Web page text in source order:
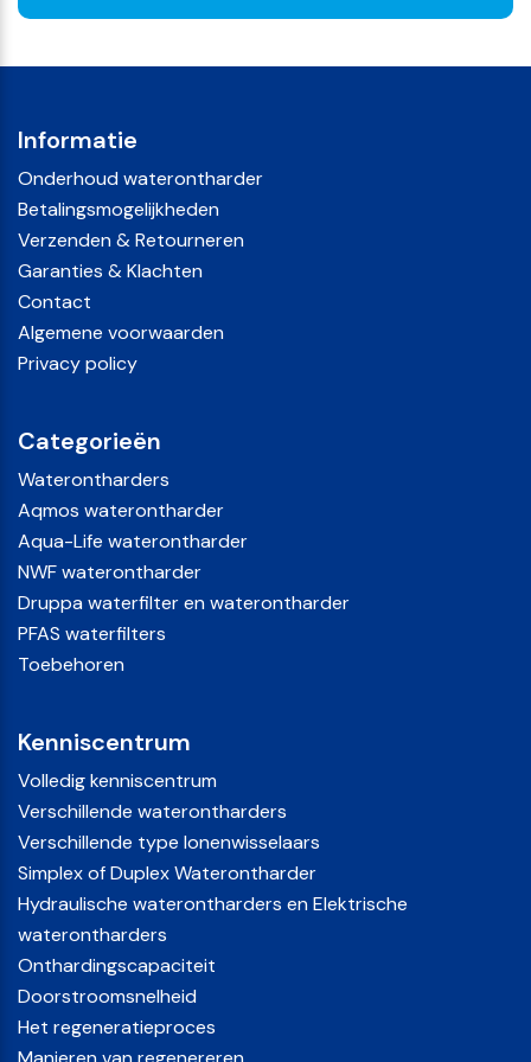
Druppa Family Antikalksysteem
Het Druppa Family antikalksysteem heeft een levensduur
van ongeveer 100 m³. Dat is goed voor een huishouden
met twee personen voor ongeveer twaalf maanden. Het
mineraalpatroon moet vervangen worden als deze op is.
Voordelen Waterontharder Filtersysteem
Filtert medicijnresten
Filtert smaak- en geurstoffen uit het water (zoals
chloor)
Stopt hardnekkige kalkaanslag
Verbetert de smaak van uw drinkwater
Filtert het hele huis
Geen zout, spoelwater of stroom nodig
Eenvoudige plaatsing, geen stopcontact, geen
afvoer
Waterontharder zonder zout en stroom
Informatie
Onderhoud waterontharder
Betalingsmogelijkheden
Verzenden & Retourneren
Garanties & Klachten
Contact
Algemene voorwaarden
Privacy policy
Categorieën
Waterontharders
Aqmos waterontharder
Aqua-Life waterontharder
NWF waterontharder
Druppa waterfilter en waterontharder
PFAS waterfilters
Toebehoren
Kenniscentrum
Volledig kenniscentrum
Verschillende waterontharders
Verschillende type Ionenwisselaars
Simplex of Duplex Waterontharder
Hydraulische waterontharders en Elektrische
waterontharders
Onthardingscapaciteit
Doorstroomsnelheid
Het regeneratieproces